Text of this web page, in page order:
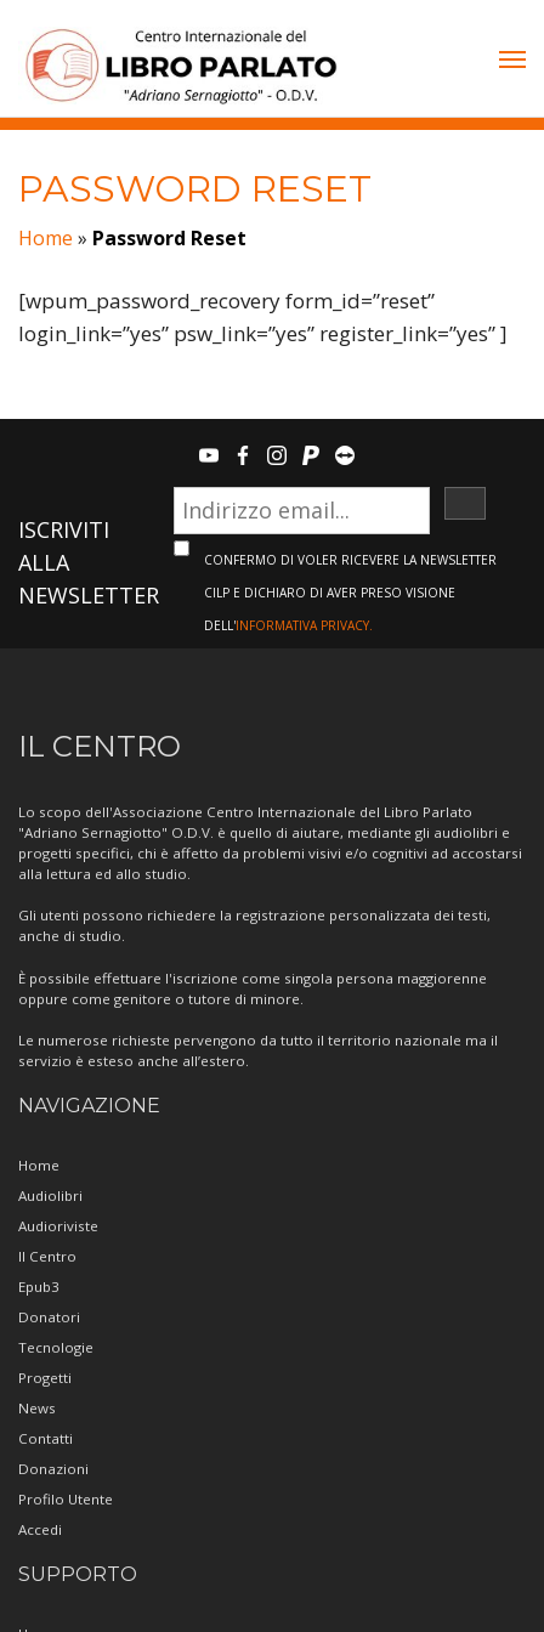
contenuto
PASSWORD RESET
Home » Password Reset
[wpum_password_recovery form_id=”reset”
login_link=”yes” psw_link=”yes” register_link=”yes” ]
youtubefacebook
instagram
paypalteamviewer
ISCRIVITI
ALLA
NEWSLETTER
CONFERMO DI VOLER RICEVERE LA NEWSLETTER
CILP E DICHIARO DI AVER PRESO VISIONE
DELL'INFORMATIVA PRIVACY.
Informazioni
sul
Centro
IL CENTRO
Lo scopo dell'Associazione Centro Internazionale del Libro Parlato
"Adriano Sernagiotto" O.D.V. è quello di aiutare, mediante gli audiolibri e
progetti specifici, chi è affetto da problemi visivi e/o cognitivi ad accostarsi
alla lettura ed allo studio.
Gli utenti possono richiedere la registrazione personalizzata dei testi,
anche di studio.
È possibile effettuare l'iscrizione come singola persona maggiorenne
oppure come genitore o tutore di minore.
Le numerose richieste pervengono da tutto il territorio nazionale ma il
servizio è esteso anche all’estero.
NAVIGAZIONE
Home
Audiolibri
Audioriviste
Il Centro
Epub3
Donatori
Tecnologie
Progetti
News
Contatti
Donazioni
Profilo Utente
Accedi
SUPPORTO